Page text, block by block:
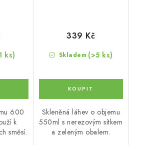
ks)
600
k
směsí.
Skladem (>5 ks)
339 Kč
Skleněná láhev o objemu
550ml s nerezovým sítkem
a zeleným obalem.